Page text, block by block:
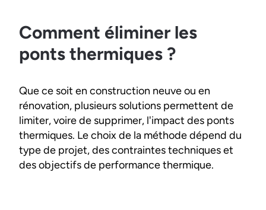
Comment éliminer les
ponts thermiques ?
Que ce soit en construction neuve ou en
rénovation, plusieurs solutions permettent de
limiter, voire de supprimer, l'impact des ponts
thermiques. Le choix de la méthode dépend du
type de projet, des contraintes techniques et
des objectifs de performance thermique.